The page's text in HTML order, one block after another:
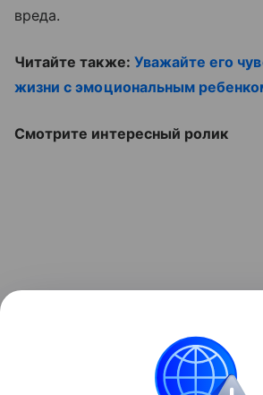
вреда.
Читайте также: Уважайте его
жизни с эмоциональным
Смотрите интересный ролик